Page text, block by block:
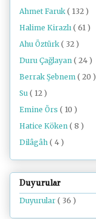
Ahmet Faruk ( 132 )
Halime Kirazlı ( 61 )
Ahu Öztürk ( 32 )
Duru Çağlayan ( 24 )
Berrak Şebnem ( 20 )
Su ( 12 )
Emine Örs ( 10 )
Hatice Köken ( 8 )
Dilâgâh ( 4 )
Duyurular
Duyurular ( 36 )